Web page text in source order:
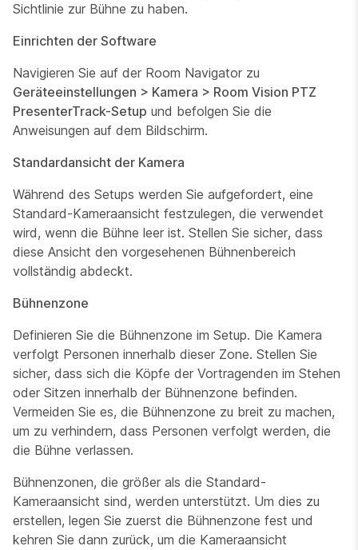
Sichtlinie zur Bühne zu haben.
Einrichten der Software
Navigieren Sie auf der Room Navigator zu
Geräteeinstellungen > Kamera > Room Vision PTZ
PresenterTrack-Setup und befolgen Sie die
Anweisungen auf dem Bildschirm.
Standardansicht der Kamera
Während des Setups werden Sie aufgefordert, eine
Standard-Kameraansicht festzulegen, die verwendet
wird, wenn die Bühne leer ist. Stellen Sie sicher, dass
diese Ansicht den vorgesehenen Bühnenbereich
vollständig abdeckt.
Bühnenzone
Definieren Sie die Bühnenzone im Setup. Die Kamera
verfolgt Personen innerhalb dieser Zone. Stellen Sie
sicher, dass sich die Köpfe der Vortragenden im Stehen
oder Sitzen innerhalb der Bühnenzone befinden.
Vermeiden Sie es, die Bühnenzone zu breit zu machen,
um zu verhindern, dass Personen verfolgt werden, die
die Bühne verlassen.
Bühnenzonen, die größer als die Standard-
Kameraansicht sind, werden unterstützt. Um dies zu
erstellen, legen Sie zuerst die Bühnenzone fest und
kehren Sie dann zurück, um die Kameraansicht